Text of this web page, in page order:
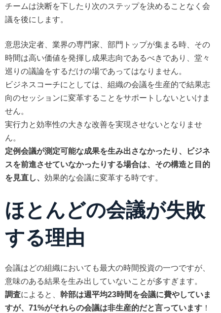
チームは決断を下したり次のステップを決めることなく会
議を後にします。
意思決定者、業界の専門家、部門トップが集まる時、その
時間は高い価値を発揮し成果志向であるべきであり、堂々
巡りの議論をするだけの場であってはなりません。
ビジネスコーチにとしては、組織の会議を生産的で結果志
向のセッションに変革することをサポートしないといけま
せん。
実行力と効率性の大きな改善を実現させないとなりませ
ん。
定例会議が測定可能な成果を生み出さなかったり、ビジネ
スを前進させていなかったりする場合は、その構造と目的
を見直し、 効果的な会議に変革する時です。
ほとんどの会議が失敗
する理由
会議はどの組織においても最大の時間投資の一つですが、
意味のある結果を生み出していないことが多すぎます。
調査によると、 幹部は週平均23時間を会議に費やしていま
すが、71%がそれらの会議は非生産的だと言っています ！